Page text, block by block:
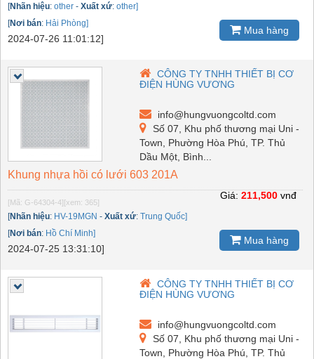
[Nhãn hiệu: other - Xuất xứ: other]
[Nơi bán: Hải Phòng]
2024-07-26 11:01:12]
Mua hàng
CÔNG TY TNHH THIẾT BỊ CƠ
ĐIỆN HÙNG VƯƠNG
info@hungvuongcoltd.com
Số 07, Khu phố thương mại Uni -
Town, Phường Hòa Phú, TP. Thủ
Dầu Một, Bình...
Khung nhựa hồi có lưới 603 201A
[Mã: G-64304-4][xem: 365]
[Nhãn hiệu: HV-19MGN - Xuất xứ: Trung Quốc]
[Nơi bán: Hồ Chí Minh]
2024-07-25 13:31:10]
Giá: 211,500 vnđ
Mua hàng
CÔNG TY TNHH THIẾT BỊ CƠ
ĐIỆN HÙNG VƯƠNG
info@hungvuongcoltd.com
Số 07, Khu phố thương mại Uni -
Town, Phường Hòa Phú, TP. Thủ